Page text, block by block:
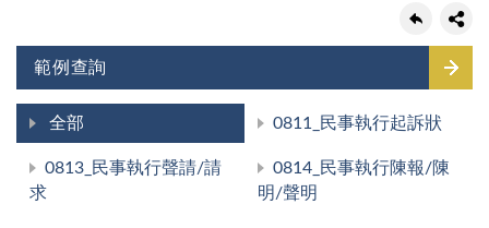
範例查詢
全部 0811_民事執行起訴狀
0813_民事執行聲請/請
求
0814_民事執行陳報/陳
明/聲明